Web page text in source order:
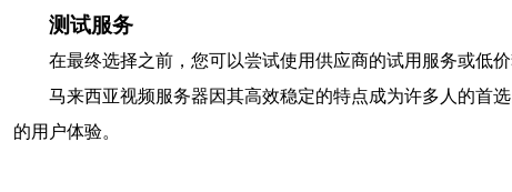
测试服务
在最终选择之前，您可以尝试使用供应商的试用服务或低
马来西亚视频服务器因其高效稳定的特点成为许多人的首
的用户体验。